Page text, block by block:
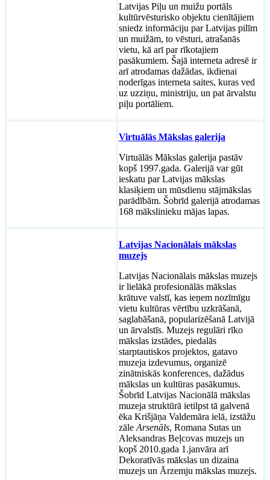
Latvijas Piļu un muižu portāls
kultūrvēsturisko objektu cienītājiem
sniedz informāciju par Latvijas pilīm
un muižām, to vēsturi, atrašanās
vietu, kā arī par rīkotajiem
pasākumiem. Šajā interneta adresē ir
arī atrodamas dažādas, ikdienai
noderīgas interneta saites, kuras ved
uz uzziņu, ministriju, un pat ārvalstu
piļu portāliem.
Virtuālās Mākslas galerija
Virtuālās Mākslas galerija pastāv
kopš 1997.gada. Galerijā var gūt
ieskatu par Latvijas mākslas
klasiķiem un mūsdienu stājmākslas
parādībām. Šobrīd galerijā atrodamas
168 mākslinieku mājas lapas.
Latvijas Nacionālais mākslas
muzejs
Latvijas Nacionālais mākslas muzejs
ir lielākā profesionālās mākslas
krātuve valstī, kas ieņem nozīmīgu
vietu kultūras vērtību uzkrāšanā,
saglabāšanā, popularizēšanā Latvijā
un ārvalstīs. Muzejs regulāri rīko
mākslas izstādes, piedalās
starptautiskos projektos, gatavo
muzeja izdevumus, organizē
zinātniskās konferences, dažādus
mākslas un kultūras pasākumus.
Šobrīd Latvijas Nacionālā mākslas
muzeja struktūrā ietilpst tā galvenā
ēka Krišjāņa Valdemāra ielā, izstāžu
zāle Arsenāls, Romana Sutas un
Aleksandras Beļcovas muzejs un
kopš 2010.gada 1.janvāra arī
Dekoratīvās mākslas un dizaina
muzejs un Ārzemju mākslas muzejs.